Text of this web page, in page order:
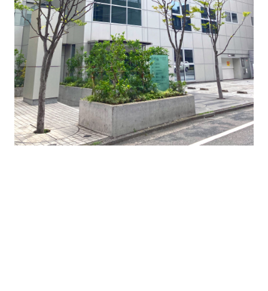
お問い合わせ
プライバシーポリシー
反社会的勢力対応方針
金融商品販売における勧誘方針
セコムグループのカスタマーハラスメントに対する基本
方針